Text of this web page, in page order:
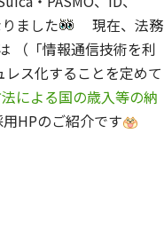
ました
現在、法務
（「情報通信技術を利
ス化することを定めて
による国の歳入等の納
HPのご紹介です